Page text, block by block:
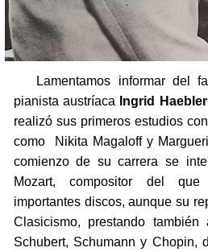
Lamentamos informar del
pianista austríaca
Ingrid Haebler
realizó sus primeros estudios
como Nikita Magaloff y
comienzo de su carrera se
Mozart, compositor del
importantes discos, aunque su
Clasicismo, prestando
Schubert, Schumann y Chopin,